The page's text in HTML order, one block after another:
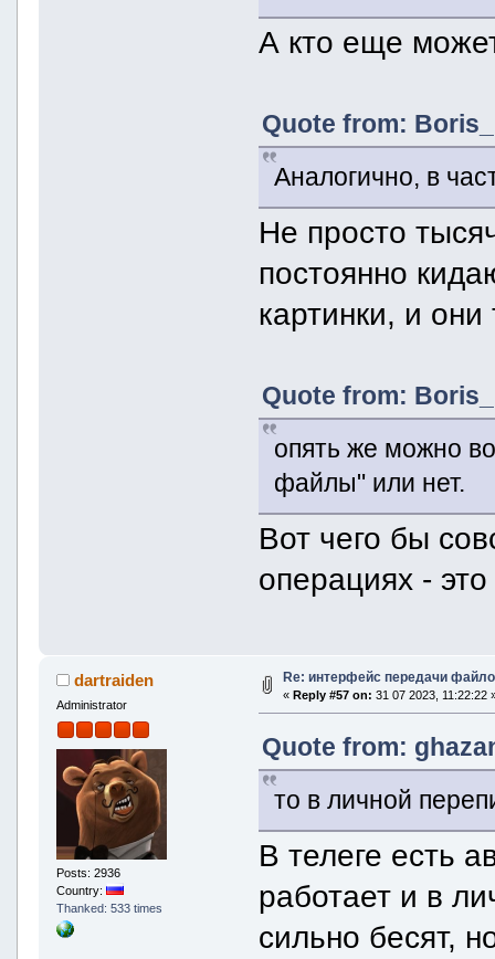
А кто еще
Quote from:
Аналогично, в
Не просто
постоянно
картинки, и
Quote from:
опять же можно
файлы" или нет.
Вот чего бы
операциях -
dartraiden
Administrator
Posts: 2936
Country:
Thanked: 533 times
Re: интерфейс передачи
« Reply #57 on: 31 07 2023, 11:22:22
Quote from:
то в личной
В телеге есть
работает и в
сильно бесят,